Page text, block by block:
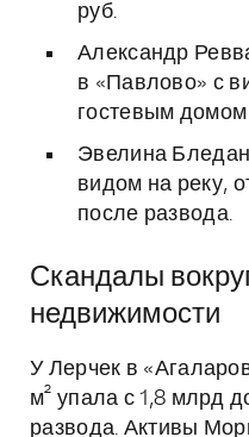
руб.
Александр
в «Павлово» с
гостевым
Эвелина
видом на реку,
после развода.
Скандалы
недвижимости
У Лерчек в
м² упала с 1,8 млрд
развода. Активы